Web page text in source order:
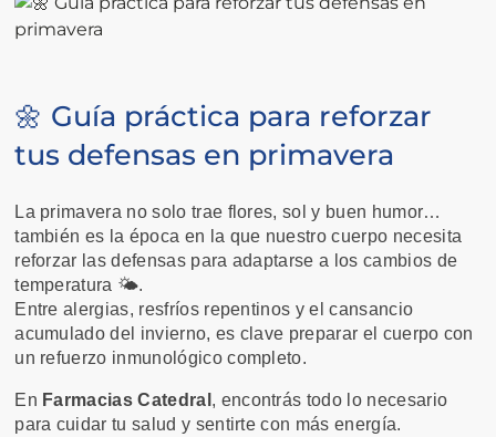
🌼 Guía práctica para reforzar
tus defensas en primavera
La primavera no solo trae flores, sol y buen humor…
también es la época en la que nuestro cuerpo necesita
reforzar las defensas para adaptarse a los cambios de
temperatura 🌤️.
Entre alergias, resfríos repentinos y el cansancio
acumulado del invierno, es clave preparar el cuerpo con
un refuerzo inmunológico completo.
En Farmacias Catedral , encontrás todo lo necesario
para cuidar tu salud y sentirte con más energía.